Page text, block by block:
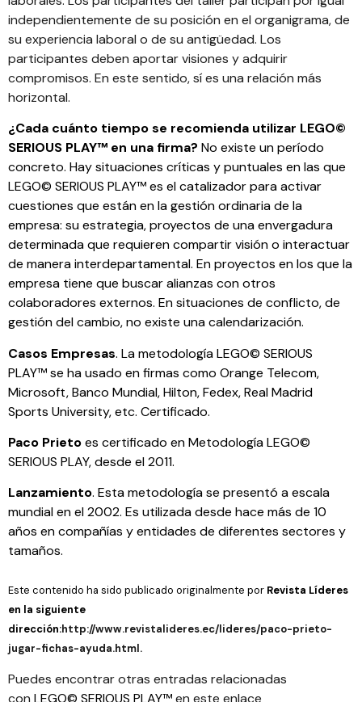
independientemente de su posición en el organigrama, de
su experiencia laboral o de su antigüedad. Los
participantes deben aportar visiones y adquirir
compromisos. En este sentido, sí es una relación más
horizontal.
¿Cada cuánto tiempo se recomienda utilizar LEGO©
SERIOUS PLAY™ en una firma? No existe un período
concreto. Hay situaciones críticas y puntuales en las que
LEGO© SERIOUS PLAY™ es el catalizador para activar
cuestiones que están en la gestión ordinaria de la
empresa: su estrategia, proyectos de una envergadura
determinada que requieren compartir visión o interactuar
de manera interdepartamental. En proyectos en los que la
empresa tiene que buscar alianzas con otros
colaboradores externos. En situaciones de conflicto, de
gestión del cambio, no existe una calendarización.
Casos Empresas. La metodología LEGO© SERIOUS
PLAY™ se ha usado en firmas como Orange Telecom,
Microsoft, Banco Mundial, Hilton, Fedex, Real Madrid
Sports University, etc. Certificado.
Paco Prietoes certificado en Metodología LEGO©
SERIOUS PLAY, desde el 2011.
Lanzamiento. Esta metodología se presentó a escala
mundial en el 2002. Es utilizada desde hace más de 10
años en compañías y entidades de diferentes sectores y
tamaños.
Este contenido ha sido publicado originalmente por Revista Líderes
en la siguiente
dirección:http://www.revistalideres.ec/lideres/paco-prieto-
jugar-fichas-ayuda.html.
Puedes encontrar otras entradas relacionadas
con LEGO© SERIOUS PLAY™en este enlace